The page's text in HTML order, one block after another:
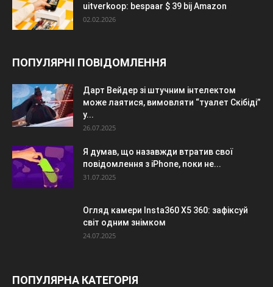
uitverkoop: bespaar $ 39 bij Amazon
02.02.2026
ПОПУЛЯРНІ ПОВІДОМЛЕННЯ
Дарт Вейдер зі штучним інтелектом
може лаятися, вимовляти “туалет Скібіді”
у...
26.07.2025
Я думав, що назавжди втратив свої
повідомлення з iPhone, поки не...
31.07.2025
Огляд камери Insta360 X5 360: зафіксуй
світ одним знімком
24.07.2025
ПОПУЛЯРНА КАТЕГОРІЯ